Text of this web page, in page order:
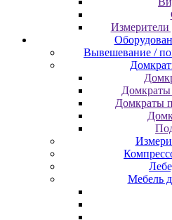
Измepитeли
Вывешевание /
Домкраты
Мебель